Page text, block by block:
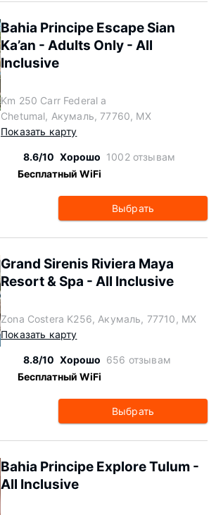
Bahia Principe Escape Sian
Ka’an - Adults Only - All
Inclusive
Km 250 Carr Federal a
Chetumal, Акумаль, 77760, MX
Показать карту
8.6/10 Хорошо 1002 отзывам
Бесплатный WiFi
Выбрать
Grand Sirenis Riviera Maya
Resort & Spa - All Inclusive
Zona Costera K256, Акумаль, 77710, MX
Показать карту
8.8/10 Хорошо 656 отзывам
Бесплатный WiFi
Выбрать
Bahia Principe Explore Tulum -
All Inclusive